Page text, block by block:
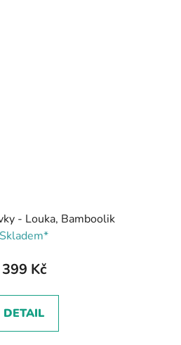
- Louka, Bamboolik
Skladem*
399 Kč
DETAIL